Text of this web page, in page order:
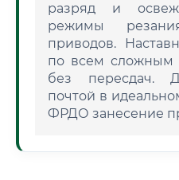
разряд и
режимы
приводов.
по всем сложным
без пересдач.
почтой в
ФРДО занесение